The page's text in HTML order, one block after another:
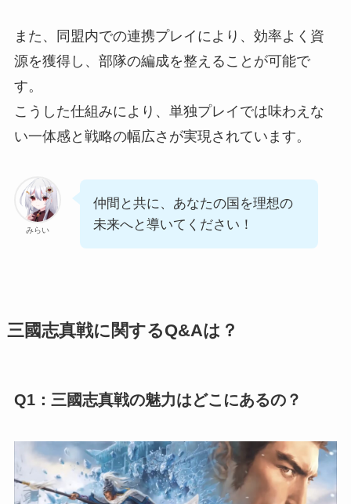
また、同盟内での連携プレイにより、効率よく資
源を獲得し、部隊の編成を整えることが可能で
す。
こうした仕組みにより、単独プレイでは味わえな
い一体感と戦略の幅広さが実現されています。
みらい
仲間と共に、あなたの国を理想の
未来へと導いてください！
三國志真戦に関するQ&Aは？
Q1：三國志真戦の魅力はどこにあるの？